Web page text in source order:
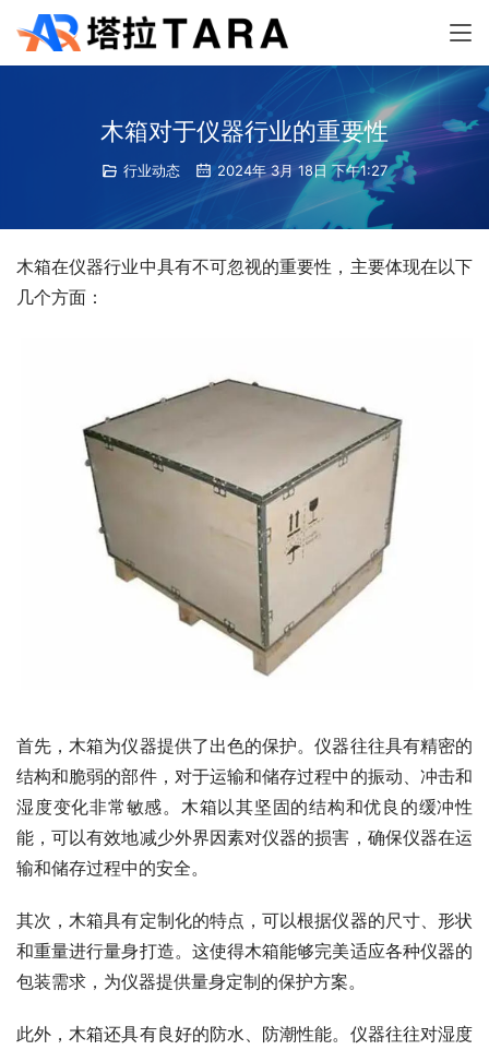
木箱对于仪器行业的重要性
行业动态 2024年 3月 18日 下午1:27
木箱在仪器行业中具有不可忽视的重要性，主要体现在以下
几个方面：
首先，木箱为仪器提供了出色的保护。仪器往往具有精密的
结构和脆弱的部件，对于运输和储存过程中的振动、冲击和
湿度变化非常敏感。木箱以其坚固的结构和优良的缓冲性
能，可以有效地减少外界因素对仪器的损害，确保仪器在运
输和储存过程中的安全。
其次，木箱具有定制化的特点，可以根据仪器的尺寸、形状
和重量进行量身打造。这使得木箱能够完美适应各种仪器的
包装需求，为仪器提供量身定制的保护方案。
此外，木箱还具有良好的防水、防潮性能。仪器往往对湿度